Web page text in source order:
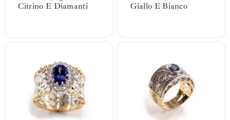
Citrino E Diamanti
Giallo E Bianco